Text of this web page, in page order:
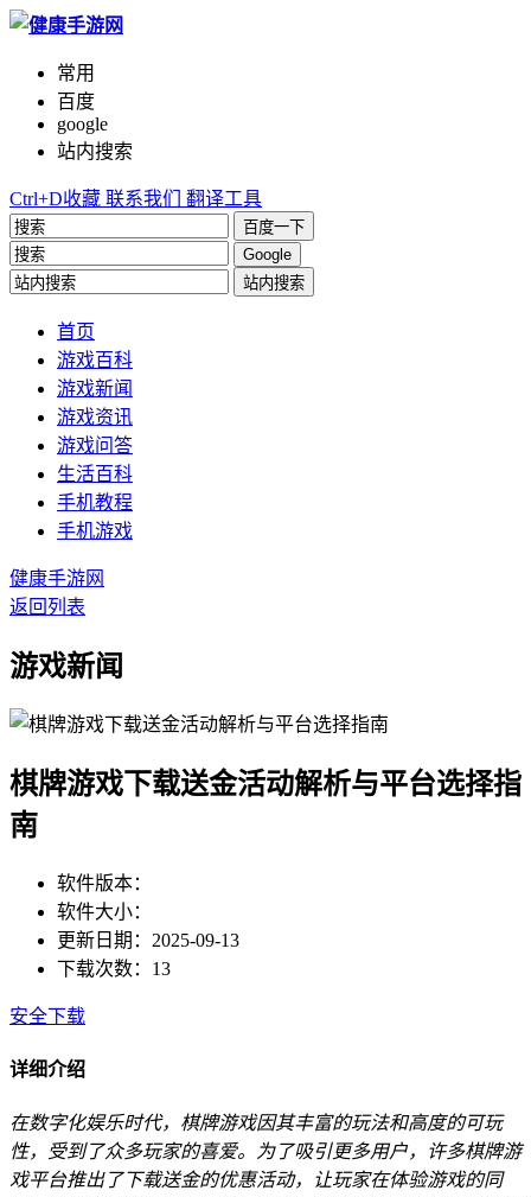
常用
百度
google
站内搜索
Ctrl+D收藏 联系我们 翻译工具
百度一下
Google
站内搜索
首页
游戏百科
游戏新闻
游戏资讯
游戏问答
生活百科
手机教程
手机游戏
健康手游网
返回列表
游戏新闻
棋牌游戏下载送金活动解析与平台选择指
南
软件版本：
软件大小：
更新日期：2025-09-13
下载次数：13
安全下载
详细介绍
在数字化娱乐时代，棋牌游戏因其丰富的玩法和高度的可玩
性，受到了众多玩家的喜爱。为了吸引更多用户，许多棋牌游
戏平台推出了下载送金的优惠活动，让玩家在体验游戏的同